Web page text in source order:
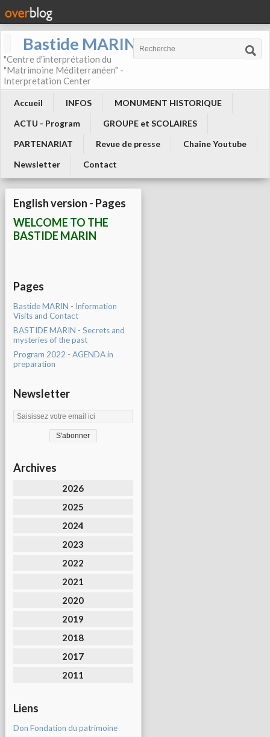
Bastide MARIN
"Centre d'interprétation du
"Matrimoine Méditerranéen" -
Interpretation Center
Accueil INFOS
MONUMENT HISTORIQUE
ACTU - Program
GROUPE et SCOLAIRES
PARTENARIAT
Revue de presse
Chaîne Youtube
Newsletter
Contact
English version - Pages
WELCOME TO THE
BASTIDE MARIN
Pages
Bastide MARIN - Information
Visits and Contact
BASTIDE MARIN - Secrets and
mysteries of the past
Program 2022 - AGENDA in
preparation
Newsletter
Archives
2026
2025
2024
2023
2022
2021
2020
2019
2018
2017
2011
Liens
Don Fondation du patrimoine